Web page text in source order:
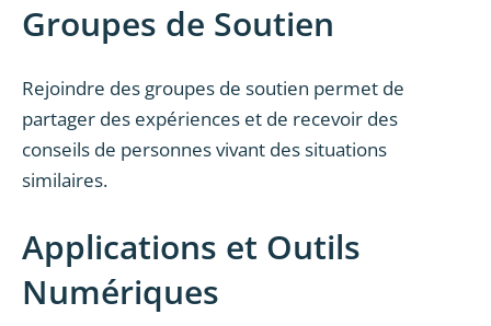
Groupes de Soutien
Rejoindre des groupes de soutien permet de
partager des expériences et de recevoir des
conseils de personnes vivant des situations
similaires.
Applications et Outils
Numériques